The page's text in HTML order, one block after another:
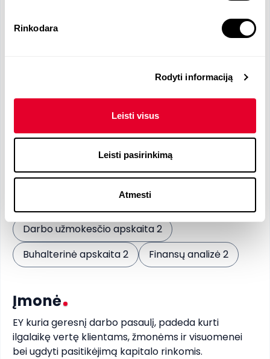
Rinkodara
Rodyti informaciją
Leisti visus
Leisti pasirinkimą
Atmesti
komandą
Reikalingos kalbos
Anglų- C1
Reikalingi įgūdžiai
Pageidaujami įgūdžiai
Darbo užmokesčio apskaita 2
Buhalterinė apskaita 2
Finansų analizė 2
Įmonė
EY kuria geresnį darbo pasaulį, padeda kurti
ilgalaikę vertę klientams, žmonėms ir visuomenei
bei ugdyti pasitikėjimą kapitalo rinkomis.